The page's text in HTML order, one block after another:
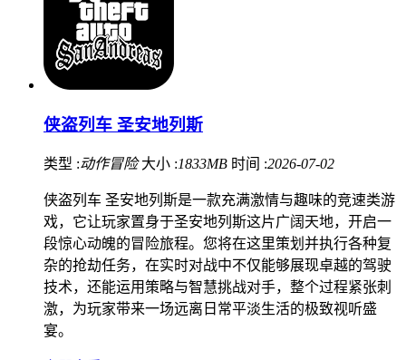
侠盗列车 圣安地列斯
类型 :动作冒险 大小 :1833MB 时间 :2026-07-02
侠盗列车 圣安地列斯是一款充满激情与趣味的竞速类游
戏，它让玩家置身于圣安地列斯这片广阔天地，开启一
段惊心动魄的冒险旅程。您将在这里策划并执行各种复
杂的抢劫任务，在实时对战中不仅能够展现卓越的驾驶
技术，还能运用策略与智慧挑战对手，整个过程紧张刺
激，为玩家带来一场远离日常平淡生活的极致视听盛
宴。